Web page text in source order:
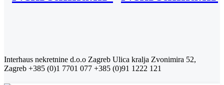
Interhaus nekretnine d.o.o Zagreb Ulica kralja Zvonimira 52,
Zagreb +385 (0)1 7701 077 +385 (0)91 1222 121